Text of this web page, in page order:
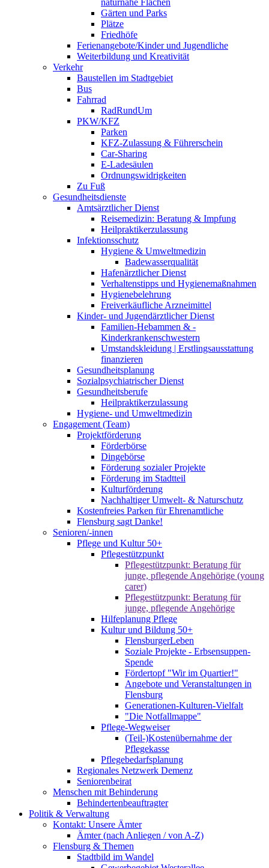
naturnahe Flächen
Gärten und Parks
Plätze
Friedhöfe
Ferienangebote/Kinder und Jugendliche
Weiterbildung und Kreativität
Verkehr
Baustellen im Stadtgebiet
Bus
Fahrrad
RadRundUm
PKW/KFZ
Parken
KFZ-Zulassung & Führerschein
Car-Sharing
E-Ladesäulen
Ordnungswidrigkeiten
Zu Fuß
Gesundheitsdienste
Amtsärztlicher Dienst
Reisemedizin: Beratung & Impfung
Heilpraktikerzulassung
Infektionsschutz
Hygiene & Umweltmedizin
Badewasserqualität
Hafenärztlicher Dienst
Verhaltenstipps und Hygienemaßnahmen
Hygienebelehrung
Freiverkäufliche Arzneimittel
Kinder- und Jugendärztlicher Dienst
Familien-Hebammen & -
Kinderkrankenschwestern
Umstandskleidung | Erstlingsausstattung
finanzieren
Gesundheitsplanung
Sozialpsychiatrischer Dienst
Gesundheitsberufe
Heilpraktikerzulassung
Hygiene- und Umweltmedizin
Engagement (Team)
Projektförderung
Förderbörse
Dingebörse
Förderung sozialer Projekte
Förderung im Stadtteil
Kulturförderung
Nachhaltiger Umwelt- & Naturschutz
Kostenfreies Parken für Ehrenamtliche
Flensburg sagt Danke!
Senioren/-innen
Pflege und Kultur 50+
Pflegestützpunkt
Pflegestützpunkt: Beratung für
junge, pflegende Angehörige (young
carer)
Pflegestützpunkt: Beratung für
junge, pflegende Angehörige
Hilfeplanung Pflege
Kultur und Bildung 50+
FlensburgerLeben
Soziale Projekte - Erbsensuppen-
Spende
Fördertopf "Wir im Quartier!"
Angebote und Veranstaltungen in
Flensburg
Generationen-Kulturen-Vielfalt
"Die Notfallmappe"
Pflege-Wegweiser
(Teil-)Kostenübernahme der
Pflegekasse
Pflegebedarfsplanung
Regionales Netzwerk Demenz
Seniorenbeirat
Menschen mit Behinderung
Behindertenbeauftragter
Politik & Verwaltung
Kontakt: Unsere Ämter
Ämter (nach Anliegen / von A-Z)
Flensburg & Themen
Stadtbild im Wandel